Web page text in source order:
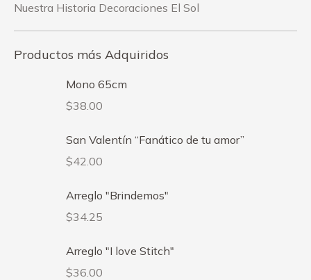
Nuestra Historia Decoraciones El Sol
Productos más Adquiridos
Mono 65cm
$38.00
San Valentín “Fanático de tu amor”
$42.00
Arreglo "Brindemos"
$34.25
Arreglo "I love Stitch"
$36.00